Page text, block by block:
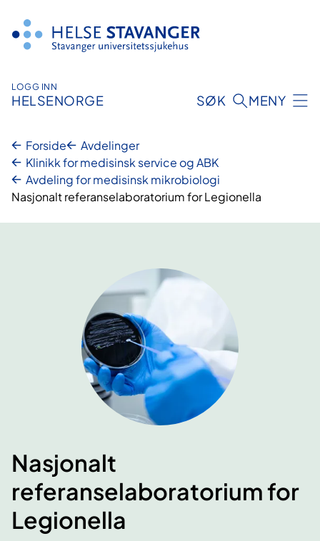
innhold
LOGG INN
HELSENORGE SØK MENY
Forside
Avdelinger
Klinikk for medisinsk service og ABK
Avdeling for medisinsk mikrobiologi
Nasjonalt referanselaboratorium for Legionella
Nasjonalt
referanselaboratorium for
Legionella